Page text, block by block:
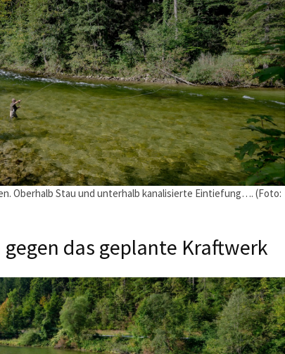
Oberhalb Stau und unterhalb kanalisierte Eintiefung…. (Foto:
das geplante Kraftwerk